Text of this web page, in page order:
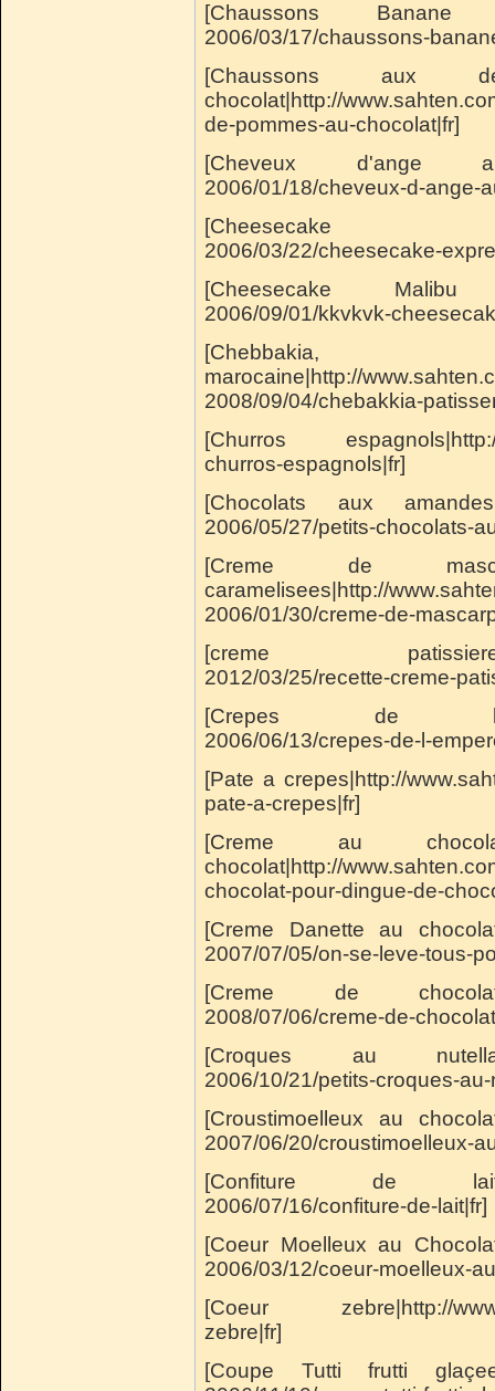
[Chaussons Banane
2006/03/17/chaussons-
[Chaussons
chocolat|http://
de-pommes-au-chocolat|fr]
[Cheveux d'ange au
2006/01/18/cheveux-d-ange-
[Cheesecake
2006/03/22/cheesecake-
[Cheesecake Malibu
2006/09/01/kkvkvk-
marocaine|http://
2008/09/04/chebakkia-
[Churros espagnols|http://
churros-espagnols|fr]
[Chocolats aux amandes
2006/05/27/petits-chocolats-
[Creme de
caramelisees|http://
2006/01/30/creme-de-
[creme
2012/03/25/recette-creme-
[Crepes de
2006/06/13/crepes-de-l-
[Pate a crepes|http://
pate-a-crepes|fr]
[Creme au
chocolat|http://
chocolat-pour-dingue-de-
[Creme Danette au
2007/07/05/on-se-leve-tous-
[Creme de
2008/07/06/creme-de-
[Croques au
2006/10/21/petits-croques-
[Croustimoelleux au
2007/06/20/croustimoelleux-
[Confiture de lait|http://
2006/07/16/confiture-de-lait|fr]
[Coeur Moelleux au
2006/03/12/coeur-moelleux-
[Coeur zebre|http://
zebre|fr]
[Coupe Tutti frutti